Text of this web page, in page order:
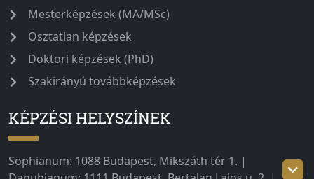
Mesterképzések (MA/MSc)
Osztatlan képzések
Doktori képzések (PhD)
Szakirányú továbbképzések
KÉPZÉSI HELYSZÍNEK
Sophianum: 1088 Budapest, Mikszáth tér 1. |